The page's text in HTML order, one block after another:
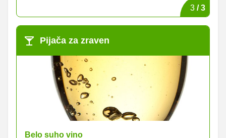
3 /3
Pijača za zraven
Belo suho vino